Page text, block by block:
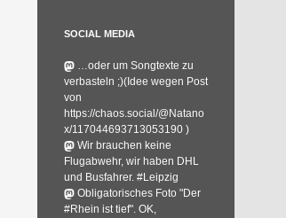
SOCIAL MEDIA
…oder um Songtexte zu
verbasteln ;)(Idee wegen Post
von
https://chaos.social/@Natano
x/117044693713053190 )
Wir brauchen keine
Flugabwehr, wir haben DHL
und Busfahrer. #Leipzig
Obligatorisches Foto "Der
#Rhein ist tief". OK,